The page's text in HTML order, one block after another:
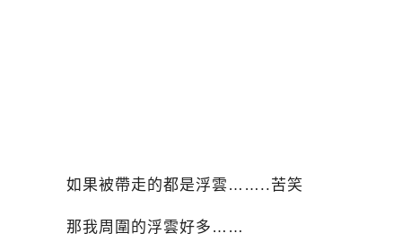
如果被帶走的都是浮雲……..苦笑
那我周圍的浮雲好多……